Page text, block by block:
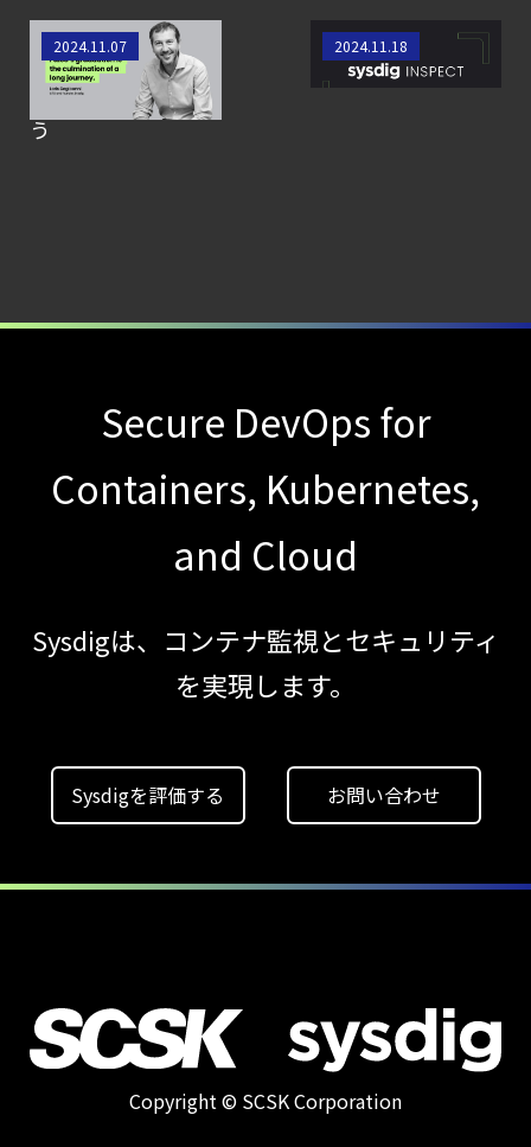
コンテナセキュリティとは？
クラウドネイティブ時代に必要な対策の全体像
のための Headless
【ブログ】
JADEPUFFER
の進化：
エージェント型脅威アクターが
【ブログ】
CTEMとは何か｜
【ブログ】AI が
2026
セキュリティ運用の効率化を実現するSysdig
Agent
Local機能の実装ガイド
FalcoがCNCFのグラ
デュエーションに
到達した旅路を祝
う
2024.11.07
Sysdig OSS の実践
的な活用
2024.11.18
Secure DevOps for
Containers, Kubernetes,
and Cloud
Sysdigは、コンテナ監視とセキュリティ
を実現します。
Sysdigを評価する お問い合わせ
Copyright © SCSK Corporation